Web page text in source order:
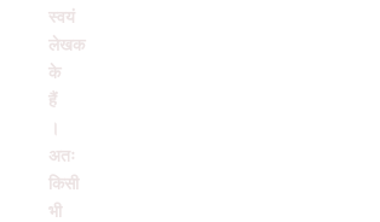
स्वयं
लेखक
के
हैं
अतः
किसी
भी